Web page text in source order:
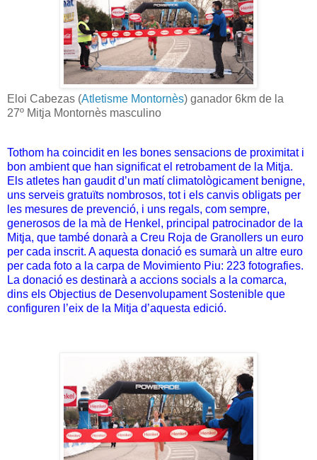
Eloi Cabezas (Atletisme Montornès) ganador 6km de la
27º Mitja Montornès masculino
Tothom ha coincidit en les bones sensacions de proximitat i
bon ambient que han significat el retrobament de la Mitja.
Els atletes han gaudit d’un matí climatològicament benigne,
uns serveis gratuïts nombrosos, tot i els canvis obligats per
les mesures de prevenció, i uns regals, com sempre,
generosos de la mà de Henkel, principal patrocinador de la
Mitja, que també donarà a Creu Roja de Granollers un euro
per cada inscrit. A aquesta donació es sumarà un altre euro
per cada foto a la carpa de Movimiento Piu: 223 fotografies.
La donació es destinarà a accions socials a la comarca,
dins els Objectius de Desenvolupament Sostenible que
configuren l’eix de la Mitja d’aquesta edició.